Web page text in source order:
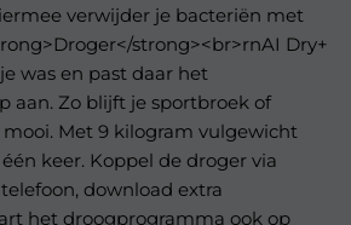
verwijder je bacteriën met
strong><br>rnAI Dry+
was en past daar het
aan. Zo blijft je sportbroek of
Met 9 kilogram vulgewicht
keer. Koppel de droger via
download extra
het droogprogramma ook op